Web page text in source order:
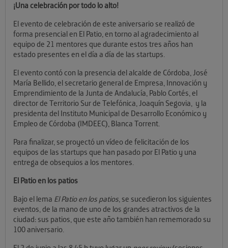
¡Una celebración por todo lo alto!
El evento de celebración de este aniversario se realizó de
forma presencial en El Patio, en torno al agradecimiento al
equipo de 21 mentores que durante estos tres años han
estado presentes en el día a día de las startups.
El evento contó con la presencia del alcalde de Córdoba, José
María Bellido, el secretario general de Empresa, Innovación y
Emprendimiento de la Junta de Andalucía, Pablo Cortés, el
director de Territorio Sur de Telefónica, Joaquín Segovia, y la
presidenta del Instituto Municipal de Desarrollo Económico y
Empleo de Córdoba (IMDEEC), Blanca Torrent.
Para finalizar, se proyectó un vídeo de felicitación de los
equipos de las startups que han pasado por El Patio y una
entrega de obsequios a los mentores.
El Patio en los patios
Bajo el lema El Patio en los patios, se sucedieron los siguientes
eventos, de la mano de uno de los grandes atractivos de la
ciudad: sus patios, que este año también han rememorado su
100 aniversario.